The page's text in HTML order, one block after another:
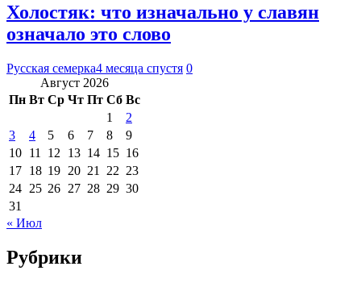
Холостяк: что изначально у славян
означало это слово
Русская семерка4 месяца спустя 0
Август 2026
Пн Вт Ср Чт Пт Сб Вс
1
2
3
4 5 6 7 8
9
10 11 12 13 14 15 16
17 18 19 20 21 22 23
24 25 26 27 28 29 30
31
« Июл
Рубрики